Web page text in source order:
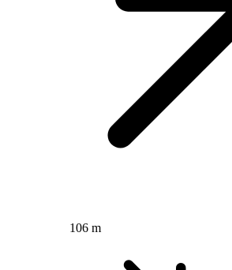
106 m